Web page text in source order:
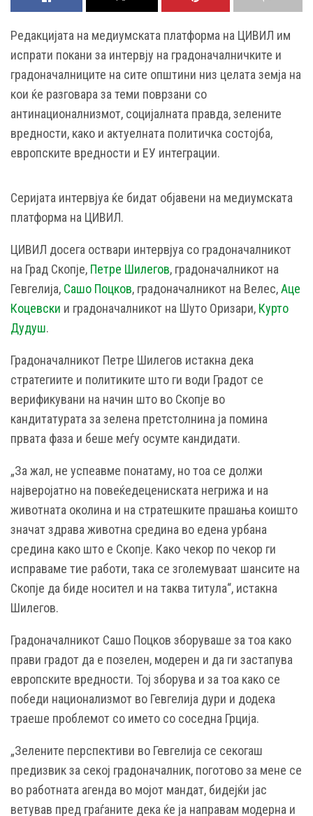
Редакцијата на медиумската платформа на ЦИВИЛ им
испрати покани за интервју на градоначалничките и
градоначалниците на сите општини низ целата земја на
кои ќе разговара за теми поврзани со
антинационалнизмот, социјалната правда, зелените
вредности, како и актуелната политичка состојба,
европските вредности и ЕУ интеграции.
Серијата интервјуа ќе бидат објавени на медиумската
платформа на ЦИВИЛ.
ЦИВИЛ досега оствари интервјуа со градоначалникот
на Град Скопје, Петре Шилегов, градоначалникот на
Гевгелија, Сашо Поцков, градоначалникот на Велес,Аце
Коцевски и градоначалникот на Шуто Оризари, Курто
Дудуш.
Градоначалникот Петре Шилегов истакна дека
стратегиите и политиките што ги води Градот се
верификувани на начин што во Скопје во
кандитатурата за зелена претстолнина ја помина
првата фаза и беше меѓу осумте кандидати.
„За жал, не успеавме понатаму, но тоа се должи
најверојатно на повеќедецениската негрижа и на
животната околина и на стратешките прашања коишто
значат здрава животна средина во едена урбана
средина како што е Скопје. Како чекор по чекор ги
исправаме тие работи, така се зголемуваат шансите на
Скопје да биде носител и на таква титула“, истакна
Шилегов.
Градоначалникот Сашо Поцков зборуваше за тоа како
прави градот да е позелен, модерен и да ги застапува
европските вредности. Тој зборува и за тоа како се
победи национализмот во Гевгелија дури и додека
траеше проблемот со името со соседна Грција.
„Зелените перспективи во Гевгелија се секогаш
предизвик за секој градоначалник, поготово за мене се
во работната агенда во мојот мандат, бидејќи јас
ветував пред граѓаните дека ќе ја направам модерна и